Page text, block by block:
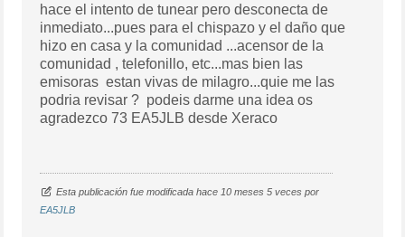
hace el intento de tunear pero desconecta de
inmediato...pues para el chispazo y el daño que
hizo en casa y la comunidad ...acensor de la
comunidad , telefonillo, etc...mas bien las
emisoras estan vivas de milagro...quie me las
podria revisar ? podeis darme una idea os
agradezco 73 EA5JLB desde Xeraco
Esta publicación fue modificada hace 10 meses 5 veces por
EA5JLB